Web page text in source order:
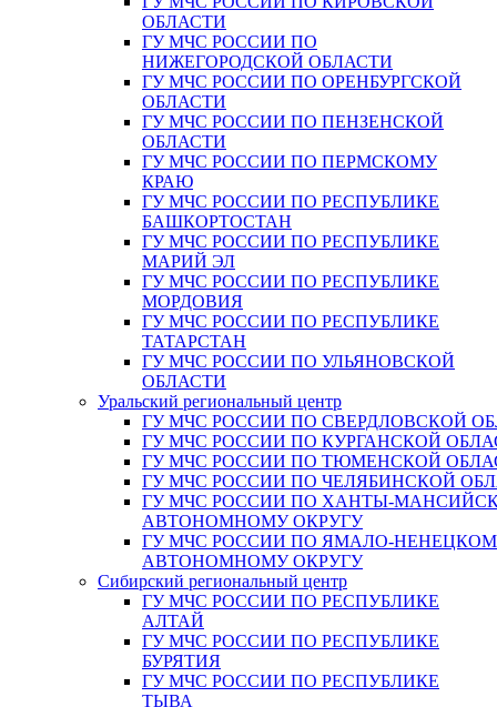
ОБЛАСТИ
ГУ МЧС РОССИИ ПО
НИЖЕГОРОДСКОЙ ОБЛАСТИ
ГУ МЧС РОССИИ ПО ОРЕНБУРГСКОЙ
ОБЛАСТИ
ГУ МЧС РОССИИ ПО ПЕНЗЕНСКОЙ
ОБЛАСТИ
ГУ МЧС РОССИИ ПО ПЕРМСКОМУ
КРАЮ
ГУ МЧС РОССИИ ПО РЕСПУБЛИКЕ
БАШКОРТОСТАН
ГУ МЧС РОССИИ ПО РЕСПУБЛИКЕ
МАРИЙ ЭЛ
ГУ МЧС РОССИИ ПО РЕСПУБЛИКЕ
МОРДОВИЯ
ГУ МЧС РОССИИ ПО РЕСПУБЛИКЕ
ТАТАРСТАН
ГУ МЧС РОССИИ ПО УЛЬЯНОВСКОЙ
ОБЛАСТИ
Уральский региональный центр
ГУ МЧС РОССИИ ПО СВЕРДЛОВСКОЙ
ГУ МЧС РОССИИ ПО КУРГАНСКОЙ
ГУ МЧС РОССИИ ПО ТЮМЕНСКОЙ
ГУ МЧС РОССИИ ПО ЧЕЛЯБИНСКОЙ
ГУ МЧС РОССИИ ПО ХАНТЫ-
АВТОНОМНОМУ ОКРУГУ
ГУ МЧС РОССИИ ПО ЯМАЛО-
АВТОНОМНОМУ ОКРУГУ
Сибирский региональный центр
ГУ МЧС РОССИИ ПО РЕСПУБЛИКЕ
АЛТАЙ
ГУ МЧС РОССИИ ПО РЕСПУБЛИКЕ
БУРЯТИЯ
ГУ МЧС РОССИИ ПО РЕСПУБЛИКЕ
ТЫВА